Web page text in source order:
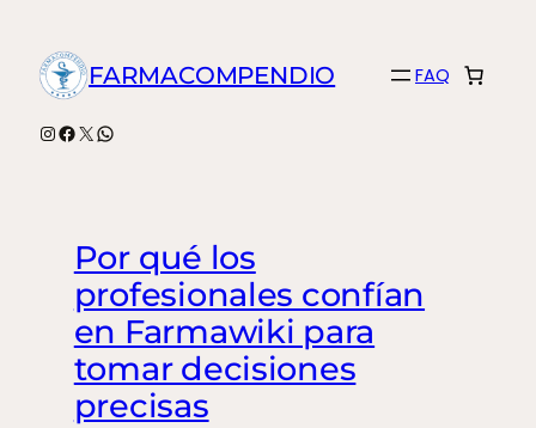
contenidoFARMACOMPENDIO FAQ
Instagram
Facebook
X WhatsApp
Por qué los
profesionales confían
en Farmawiki para
tomar decisiones
precisas